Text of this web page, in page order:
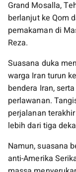
Grand Mosalla,
berlanjut ke Qom
pemakaman di
Reza.
Suasana duka
warga Iran turun
bendera Iran,
perlawanan.
perjalanan
lebih dari tiga
Namun, suasana
anti-Amerika